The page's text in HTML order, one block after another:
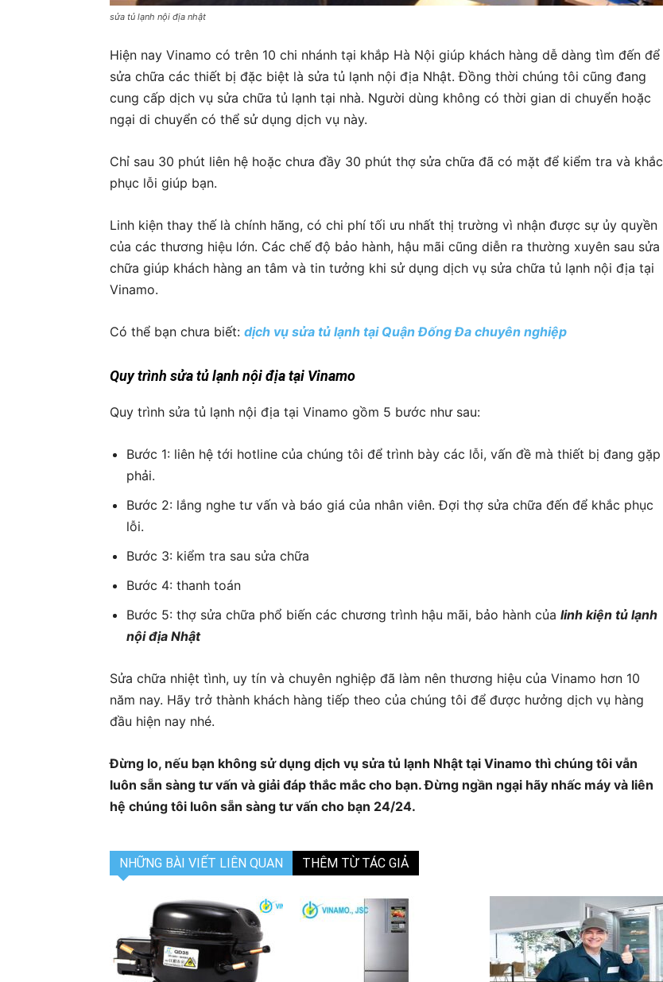
sửa tủ lạnh nội địa nhật
Hiện nay Vinamo có trên 10 chi nhánh tại khắp Hà Nội giúp khách hàng dễ dàng tìm đến để
sửa chữa các thiết bị đặc biệt là sửa tủ lạnh nội địa Nhật. Đồng thời chúng tôi cũng đang
cung cấp dịch vụ sửa chữa tủ lạnh tại nhà. Người dùng không có thời gian di chuyển hoặc
ngại di chuyển có thể sử dụng dịch vụ này.
Chỉ sau 30 phút liên hệ hoặc chưa đầy 30 phút thợ sửa chữa đã có mặt để kiểm tra và khắc
phục lỗi giúp bạn.
Linh kiện thay thế là chính hãng, có chi phí tối ưu nhất thị trường vì nhận được sự ủy quyền
của các thương hiệu lớn. Các chế độ bảo hành, hậu mãi cũng diễn ra thường xuyên sau sửa
chữa giúp khách hàng an tâm và tin tưởng khi sử dụng dịch vụ sửa chữa tủ lạnh nội địa tại
Vinamo.
Có thể bạn chưa biết: dịch vụ sửa tủ lạnh tại Quận Đống Đa chuyên nghiệp
Quy trình sửa tủ lạnh nội địa tại Vinamo
Quy trình sửa tủ lạnh nội địa tại Vinamo gồm 5 bước như sau:
Bước 1: liên hệ tới hotline của chúng tôi để trình bày các lỗi, vấn đề mà thiết bị đang gặp
phải.
Bước 2: lắng nghe tư vấn và báo giá của nhân viên. Đợi thợ sửa chữa đến để khắc phục
lỗi.
Bước 3: kiểm tra sau sửa chữa
Bước 4: thanh toán
Bước 5: thợ sửa chữa phổ biến các chương trình hậu mãi, bảo hành của linh kiện tủ lạnh
nội địa Nhật
Sửa chữa nhiệt tình, uy tín và chuyên nghiệp đã làm nên thương hiệu của Vinamo hơn 10
năm nay. Hãy trở thành khách hàng tiếp theo của chúng tôi để được hưởng dịch vụ hàng
đầu hiện nay nhé.
Đừng lo, nếu bạn không sử dụng dịch vụ sửa tủ lạnh Nhật tại Vinamo thì chúng tôi vẫn
luôn sẵn sàng tư vấn và giải đáp thắc mắc cho bạn. Đừng ngần ngại hãy nhấc máy và liên
hệ chúng tôi luôn sẵn sàng tư vấn cho bạn 24/24.
NHỮNG BÀI VIẾT LIÊN QUAN THÊM TỪ TÁC GIẢ